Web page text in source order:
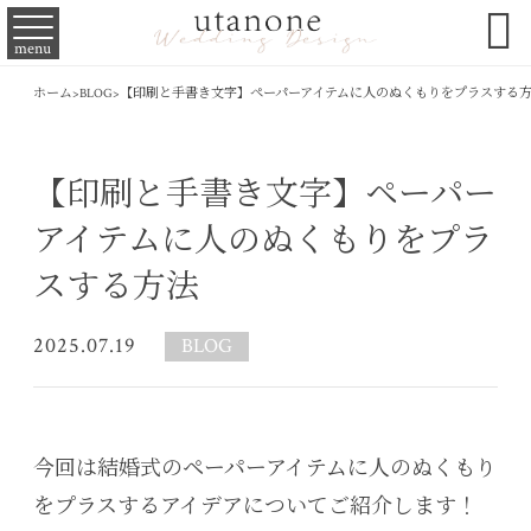
menu 
ホーム>BLOG> 【印刷と手書き文字】ペーパーアイテムに人のぬくもりをプラスする
【印刷と手書き文字】ペーパー
アイテムに人のぬくもりをプラ
スする方法
2025.07.19 BLOG
今回は結婚式のペーパーアイテムに人のぬくもり
をプラスするアイデアについてご紹介します！